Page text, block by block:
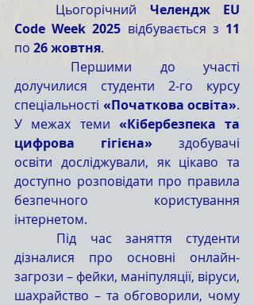
	Цьогорічний
Челендж EU
Code Week 2025 відбувається з
по 26 жовтня.
долучилися студенти 2-го курсу
спеціальності «Початкова освіта».
У межах теми «Кібербезпека та
цифрова гігієна» здобувачі
освіти досліджували, як цікаво та
доступно розповідати про правила
безпечного користування
інтернетом.
дізналися про основні онлайн-
загрози – фейки, маніпуляції, віруси,
шахрайство – та обговорили, чому